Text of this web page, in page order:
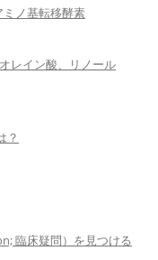
ノ基転移酵素
レイン酸、リノール
？
臨床疑問）を見つける